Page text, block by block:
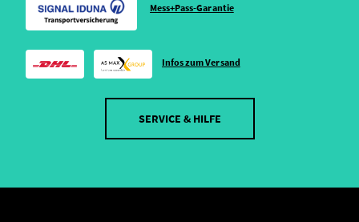
Mess+Pass-Garantie
Infos zum Versand
SERVICE & HILFE